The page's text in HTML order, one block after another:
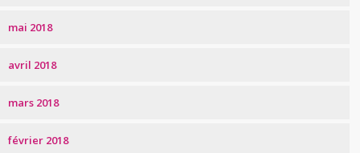
mai 2018
avril 2018
mars 2018
février 2018